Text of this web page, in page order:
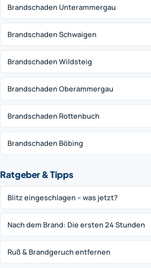
Brandschaden Unterammergau
Brandschaden Schwaigen
Brandschaden Wildsteig
Brandschaden Oberammergau
Brandschaden Rottenbuch
Brandschaden Böbing
Ratgeber & Tipps
Blitz eingeschlagen – was jetzt?
Nach dem Brand: Die ersten 24 Stunden
Ruß & Brandgeruch entfernen